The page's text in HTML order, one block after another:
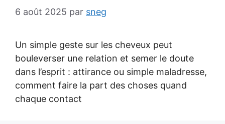
6 août 2025 par sneg
Un simple geste sur les cheveux peut
bouleverser une relation et semer le doute
dans l’esprit : attirance ou simple maladresse,
comment faire la part des choses quand
chaque contact